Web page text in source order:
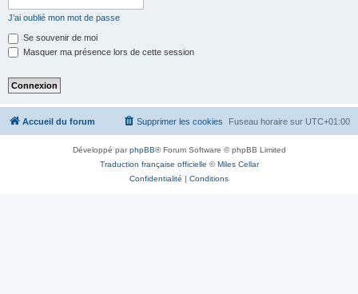
J’ai oublié mon mot de passe
Se souvenir de moi
Masquer ma présence lors de cette session
Accueil du forum Fuseau horaire sur UTC+01:00
Supprimer les cookies
Développé parphpBB® Forum Software © phpBB Limited
Traduction française officielle ©Miles Cellar
Confidentialité | Conditions